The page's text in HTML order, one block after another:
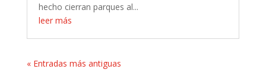
hecho cierran parques al...
leer más
« Entradas más antiguas